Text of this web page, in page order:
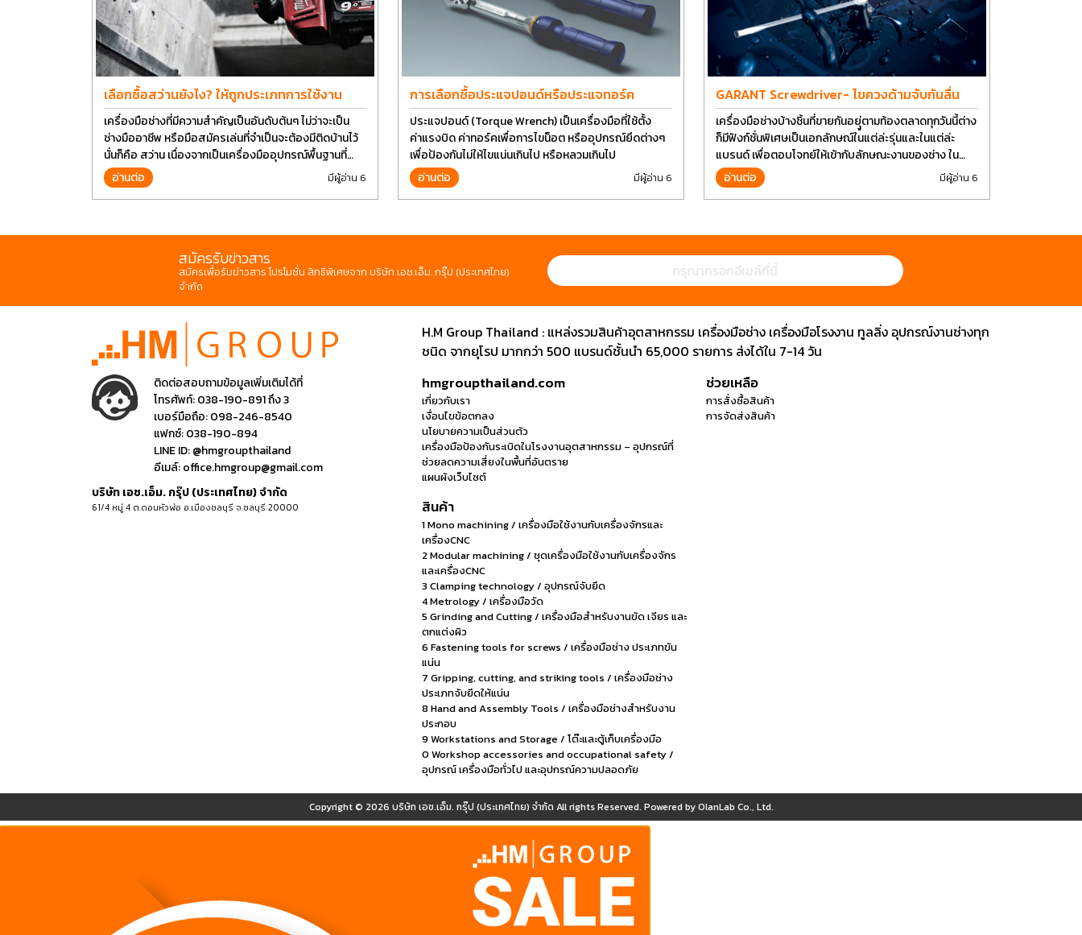
เลือกซื้อสว่านยังไง? ให้ถูกประเภทการใช้งาน
เครื่องมือช่างที่มีความสำคัญเป็นอันดับต้นๆ ไม่ว่าจะเป็น
ช่างมืออาชีพ หรือมือสมัครเล่นที่จำเป็นจะต้องมีติดบ้านไว้
นั่นก็คือ สว่าน เนื่องจากเป็นเครื่องมืออุปกรณ์พื้นฐานที่
สามารถใช้ได้กับงานหลากหลายทั่วไป เรียกว่า เป็นเครื่อง
มือที่ใช้ง่าย ใครๆก็สามารถใช้ได้
อ่านต่อ มีผู้อ่าน 6
การเลือกซื้อประแจปอนด์หรือประแจทอร์ค
ประแจปอนด์ (Torque Wrench) เป็นเครื่องมือที่ใช้ตั้ง
ค่าแรงบิด ค่าทอร์คเพื่อการไขน็อต หรืออุปกรณ์ยึดต่างๆ
เพื่อป้องกันไม่ให้ไขแน่นเกินไป หรือหลวมเกินไป
อ่านต่อ
มีผู้อ่าน 6
GARANT Screwdriver- ไขควงด้ามจับกันลื่น
เครื่องมือช่างบ้างชิ้นที่ขายกันอยุู่ตามท้องตลาดทุกวันนี้ต่าง
ก็มีฟังก์ชั่นพิเศษเป็นเอกลักษณ์ในแต่ล่ะรุ่นและในแต่ล่ะ
แบรนด์ เพื่อตอบโจทย์ให้เข้ากับลักษณะงานของช่าง ใน
ปัจจุบันเราใช้งานอุปกรณ์ช่างพื้นฐานอย่างไขควงกันในงาน
หลายประเภททำให้มีการปรับเปลี่ยนรูปแบบ
อ่านต่อ มีผู้อ่าน 6
สมัครรับข่าวสาร
สมัครเพื่อรับข่าวสาร โปรโมชั่น สิทธิพิเศษจาก บริษัท เอช.เอ็ม. กรุ๊ป (ประเทศไทย)
จำกัด
ติดต่อสอบถามข้อมูลเพิ่มเติมได้ที่
โทรศัพท์:038-190-891 ถึง 3
เบอร์มือถือ:098-246-8540
แฟกซ์:038-190-894
LINE ID:@hmgroupthailand
อีเมล์:office.hmgroup@gmail.com
บริษัท เอช.เอ็ม. กรุ๊ป (ประเทศไทย) จำกัด
61/4 หมู่ 4 ต.ดอนหัวฬ่อ อ.เมืองชลบุรี จ.ชลบุรี 20000
H.M Group Thailand : แหล่งรวมสินค้าอุตสาหกรรม เครื่องมือช่าง เครื่องมือโรงงาน ทูลลิ่ง อุปกรณ์งานช่างทุก
ชนิด จากยุโรป มากกว่า 500 แบรนด์ชั้นนำ 65,000 รายการ ส่งได้ใน 7-14 วัน
hmgroupthailand.com
เกี่ยวกับเรา
เงื่อนไขข้อตกลง
นโยบายความเป็นส่วนตัว
เครื่องมือป้องกันระเบิดในโรงงานอุตสาหกรรม – อุปกรณ์ที่
ช่วยลดความเสี่ยงในพื้นที่อันตราย
แผนผังเว็บไซต์
ช่วยเหลือ
การสั่งซื้อสินค้า
การจัดส่งสินค้า
สินค้า
1 Mono machining / เครื่องมือใช้งานกับเครื่องจักรและ
เครื่องCNC
2 Modular machining / ชุดเครื่องมือใช้งานกับเครื่องจักร
และเครื่องCNC
3 Clamping technology / อุปกรณ์จับยึด
4 Metrology / เครื่องมือวัด
5 Grinding and Cutting / เครื่องมือสำหรับงานขัด เจียร และ
ตกแต่งผิว
6 Fastening tools for screws / เครื่องมือช่าง ประเภทขัน
แน่น
7 Gripping, cutting, and striking tools / เครื่องมือช่าง
ประเภทจับยึดให้แน่น
8 Hand and Assembly Tools / เครื่องมือช่างสำหรับงาน
ประกอบ
9 Workstations and Storage / โต๊ะและตู้เก็บเครื่องมือ
0 Workshop accessories and occupational safety /
อุปกรณ์ เครื่องมือทั่วไป และอุปกรณ์ความปลอดภัย
Copyright © 2026 บริษัท เอช.เอ็ม. กรุ๊ป (ประเทศไทย) จำกัด All rights Reserved. Powered byOlanLab Co., Ltd.